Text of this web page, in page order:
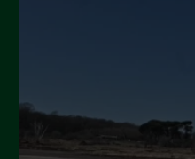
Settembre 2024
Luglio 2024